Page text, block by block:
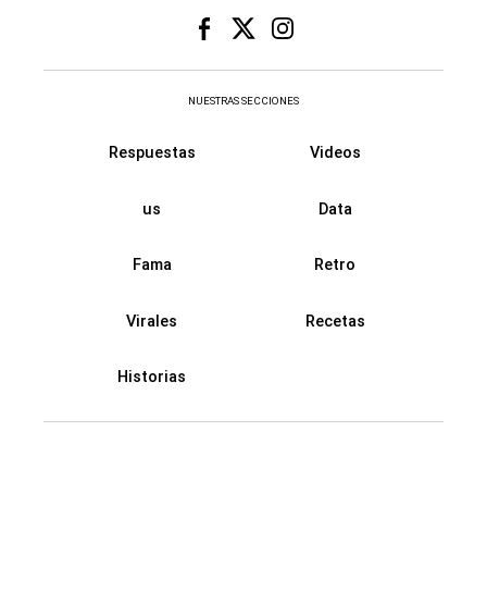
NUESTRAS SECCIONES
Respuestas Videos
us Data
Fama Retro
Virales Recetas
Historias